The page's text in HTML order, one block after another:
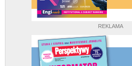
REKLAMA